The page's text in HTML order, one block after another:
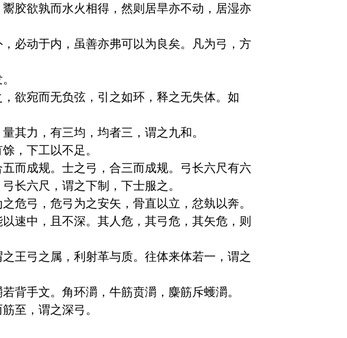
胶欲孰而水火相得，然则居旱亦不动，居湿亦
必动于内，虽善亦弗可以为良矣。凡为弓，方
欲宛而无负弦，引之如环，释之无失体。如
其力，有三均，均者三，谓之九和。
，下工以不足。
而成规。士之弓，合三而成规。弓长六尺有六
长六尺，谓之下制，下士服之。
危弓，危弓为之安矢，骨直以立，忿埶以奔。
速中，且不深。其人危，其弓危，其矢危，则
王弓之属，利射革与质。往体来体若一，谓之
背手文。角环灂，牛筋贲灂，麋筋斥蠖灂。